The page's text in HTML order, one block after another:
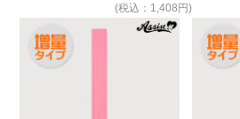
(税込：1,408円)